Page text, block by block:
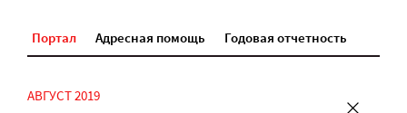
Портал Адресная помощь Годовая отчетность
АВГУСТ 2019